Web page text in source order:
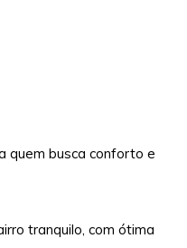
quem busca conforto e
tranquilo, com ótima